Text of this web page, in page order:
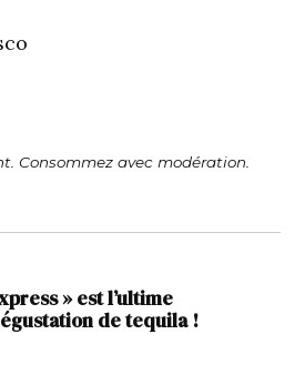
Consommez avec modération.
» est l’ultime
de tequila !